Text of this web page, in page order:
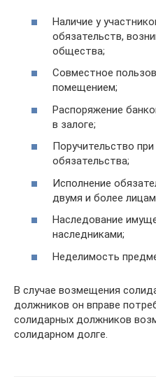
Наличие у
обязательств,
общества;
Совместное
помещением;
Распоряжение
в залоге;
Поручительство
обязательства;
Исполнение
двумя и более
Наследование
наследниками;
Неделимость
В случае возмещения
должников он вправе
солидарных должников
солидарном долге.